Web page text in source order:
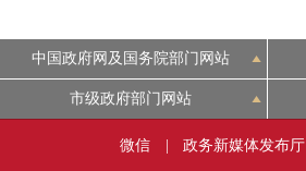
中国政府网及国务院部门网站
市级政府部门网站
微信 政务新媒体发布厅